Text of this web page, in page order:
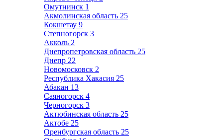
Омутнинск 1
Акмолинская область 25
Кокшетау 9
Степногорск 3
Акколь 2
Днепропетровская область 25
Днепр 22
Новомосковск 2
Республика Хакасия 25
Абакан 13
Саяногорск 4
Черногорск 3
Актюбинская область 25
Актобе 25
Оренбургская область 25